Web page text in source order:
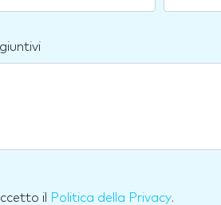
il Politica della Privacy.